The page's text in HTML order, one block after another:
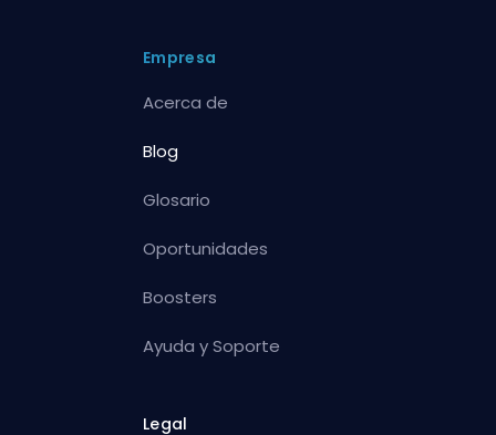
Empresa
Acerca de
Blog
Glosario
Oportunidades
Boosters
Ayuda y Soporte
Legal